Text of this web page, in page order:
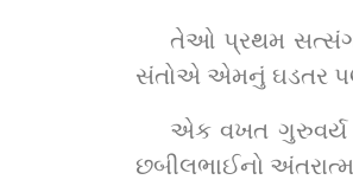
તેઓ પ્રથમ
સંતોએ એમનું ઘડતર
એક વખત ગુરુવર્ય
છબીલભાઈનો